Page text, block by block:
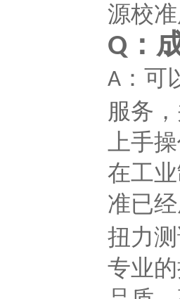
源校
Q ：
A：可
服务
上手
在工
准已
扭力
专业